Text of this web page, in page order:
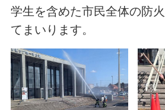
学生を含めた市民全体の防
てまいります。